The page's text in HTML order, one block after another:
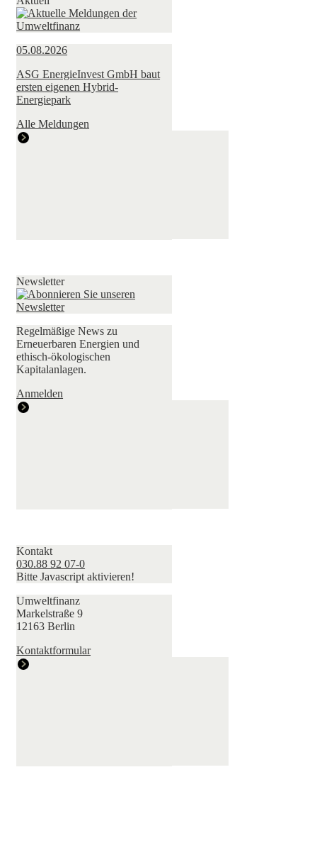
05.08.2026
ASG EnergieInvest GmbH baut
ersten eigenen Hybrid-
Energiepark
Alle Meldungen
Newsletter
Regelmäßige News zu
Erneuerbaren Energien und
ethisch-ökologischen
Kapitalanlagen.
Anmelden
Kontakt
030.88 92 07-0
Bitte Javascript aktivieren!
Umweltfinanz
Markelstraße 9
12163 Berlin
Kontaktformular